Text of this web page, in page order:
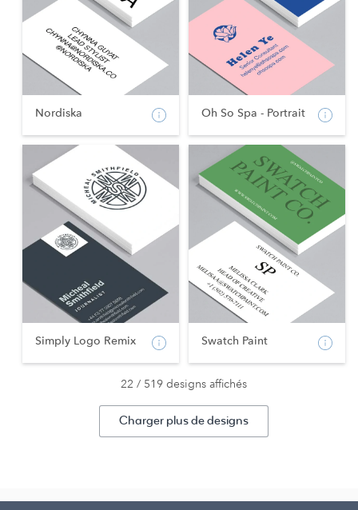
Nordiska Oh So Spa - Portrait
Simply Logo Remix Swatch Paint
22 / 519 designs affichés
Charger plus de designs